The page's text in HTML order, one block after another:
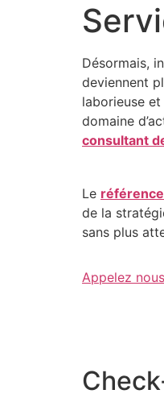
Désormais,
deviennent
laborieuse
domaine
consultant
Le
de la
sans plus
Appelez